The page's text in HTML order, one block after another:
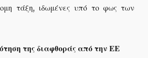
τάξη, ιδωμένες υπό το φως των
της διαφθοράς από την ΕΕ